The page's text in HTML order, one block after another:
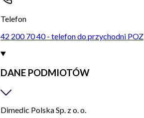
Telefon
42 200 70 40 - telefon do przychodni POZ
DANE PODMIOTÓW
Dimedic Polska Sp. z o. o.